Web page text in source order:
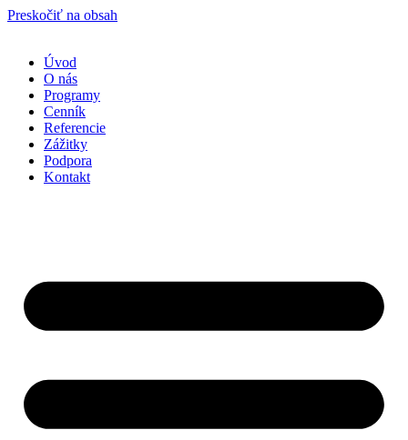
Preskočiť na obsah
Úvod
O nás
Programy
Cenník
Referencie
Zážitky
Podpora
Kontakt